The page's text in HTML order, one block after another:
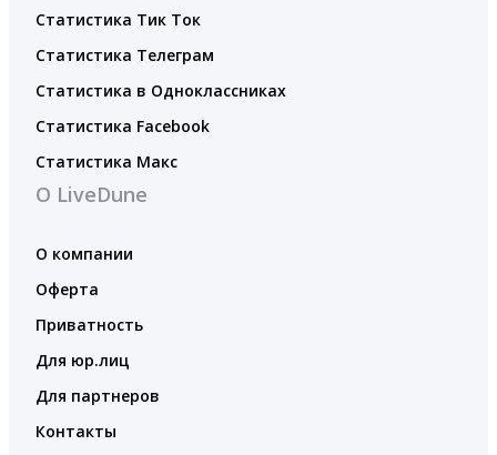
Статистика Тик Ток
Статистика Телеграм
Статистика в Одноклассниках
Статистика Facebook
Статистика Макс
О LiveDune
О компании
Оферта
Приватность
Для юр.лиц
Для партнеров
Контакты